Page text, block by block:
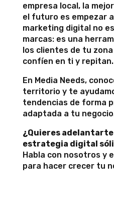
empresa local, la
el futuro es empezar
marketing digital no
marcas: es una
los clientes de tu
confíen en ti y repitan.
En Media Needs,
territorio y te
tendencias de forma
adaptada a tu
¿Quieres adelantarte
estrategia digital
Habla con nosotros y
para hacer crecer tu